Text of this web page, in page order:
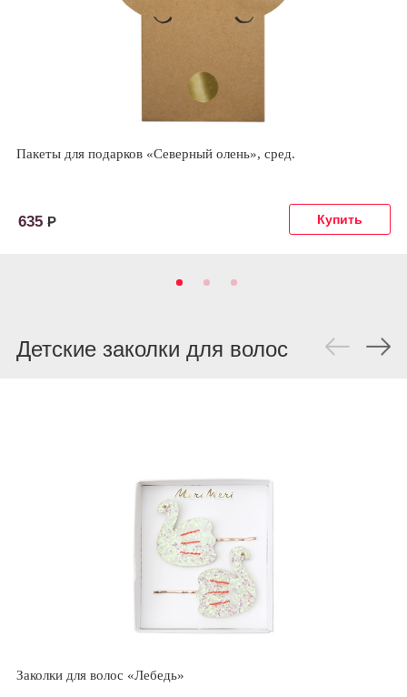
Пакеты для подарков «Северный олень», сред.
635 Р
Детские заколки для волос
Заколки для волос «Лебедь»